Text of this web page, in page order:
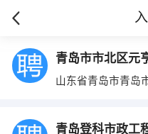
山东省青岛市青岛